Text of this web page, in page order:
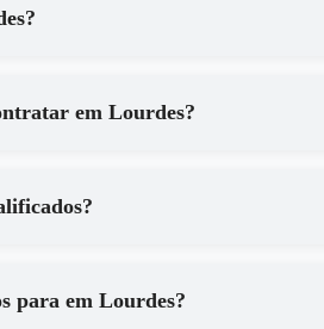
Lourdes?
Quais são os principais benefícios de contratar em Lourdes?
qualificados?
Que tipo de equipamentos são utilizados para em Lourdes?